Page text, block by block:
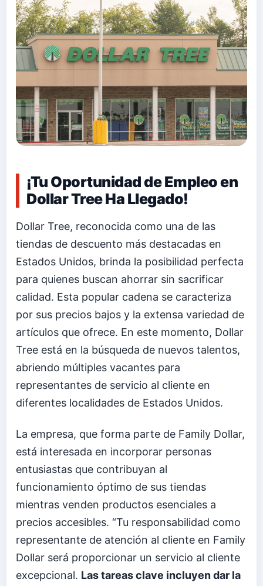
¡Tu Oportunidad de Empleo en
Dollar Tree Ha Llegado!
Dollar Tree, reconocida como una de las
tiendas de descuento más destacadas en
Estados Unidos, brinda la posibilidad perfecta
para quienes buscan ahorrar sin sacrificar
calidad. Esta popular cadena se caracteriza
por sus precios bajos y la extensa variedad de
artículos que ofrece. En este momento, Dollar
Tree está en la búsqueda de nuevos talentos,
abriendo múltiples vacantes para
representantes de servicio al cliente en
diferentes localidades de Estados Unidos.
La empresa, que forma parte de Family Dollar,
está interesada en incorporar personas
entusiastas que contribuyan al
funcionamiento óptimo de sus tiendas
mientras venden productos esenciales a
precios accesibles. “Tu responsabilidad como
representante de atención al cliente en Family
Dollar será proporcionar un servicio al cliente
excepcional. Las tareas clave incluyen dar la